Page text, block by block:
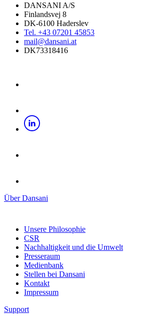
DANSANI A/S
Finlandsvej 8
DK-6100 Haderslev
Tel. +43 07201 45853
mail@dansani.at
DK73318416
Über Dansani
Unsere Philosophie
CSR
Nachhaltigkeit und die Umwelt
Presseraum
Medienbank
Stellen bei Dansani
Kontakt
Impressum
Support